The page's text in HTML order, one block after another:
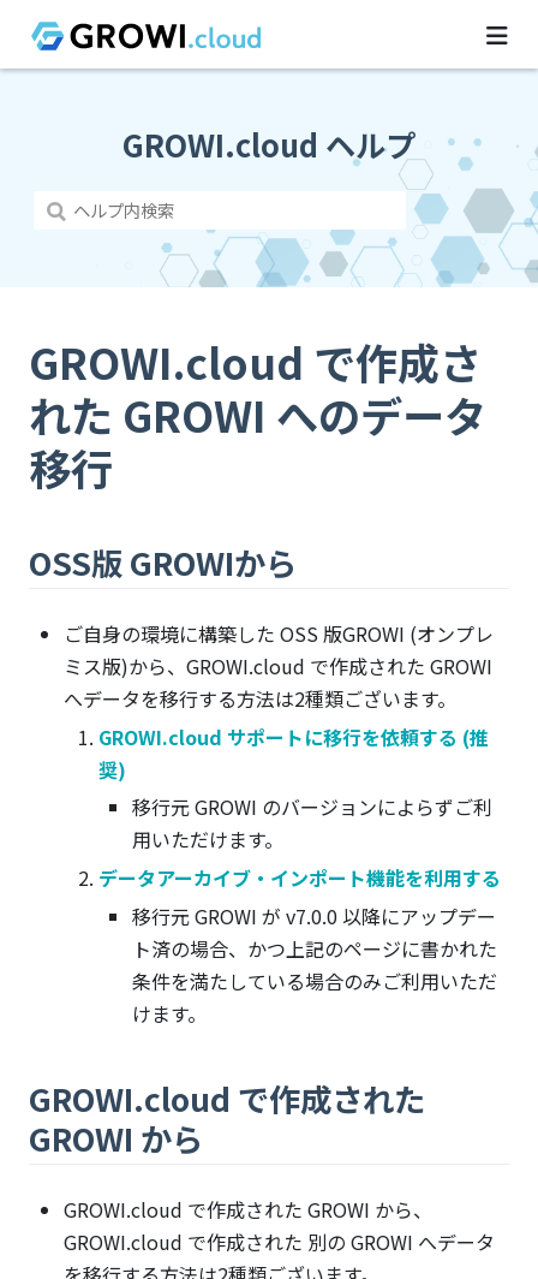
GROWI.cloud ヘルプ
GROWI.cloud で作成さ
れた GROWI へのデータ
移行
OSS版 GROWIから
ご自身の環境に構築した OSS 版GROWI (オンプレ
ミス版)から、GROWI.cloud で作成された GROWI
へデータを移行する方法は2種類ございます。
GROWI.cloud サポートに移行を依頼する (推
奨)
移行元 GROWI のバージョンによらずご利
用いただけます。
データアーカイブ・インポート機能を利用する
移行元 GROWI が v7.0.0 以降にアップデー
ト済の場合、かつ上記のページに書かれた
条件を満たしている場合のみご利用いただ
けます。
GROWI.cloud で作成された
GROWI から
GROWI.cloud で作成された GROWI から、
GROWI.cloud で作成された 別の GROWI へデータ